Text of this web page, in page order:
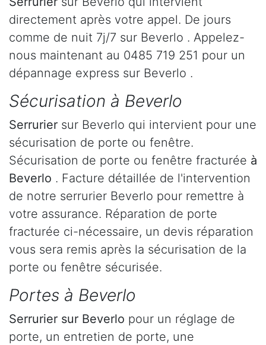
directement après votre appel. De jours
comme de nuit 7j/7 sur Beverlo . Appelez-
nous maintenant au 0485 719 251 pour un
dépannage express sur Beverlo .
Sécurisation à Beverlo
Serrurier sur Beverlo qui intervient pour une
sécurisation de porte ou fenêtre.
Sécurisation de porte ou fenêtre fracturée à
Beverlo . Facture détaillée de l'intervention
de notre serrurier Beverlo pour remettre à
votre assurance. Réparation de porte
fracturée ci-nécessaire, un devis réparation
vous sera remis après la sécurisation de la
porte ou fenêtre sécurisée.
Portes à Beverlo
Serrurier sur Beverlo pour un réglage de
porte, un entretien de porte, une